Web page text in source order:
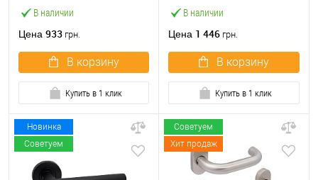
В наличии
сталь
Цена 933 грн.
В корзину
Купить в 1 клик
В наличии
Цена 1 446 грн.
В корзину
Купить в 1 клик
Новинка
Советуем
Советуем
Хит продаж